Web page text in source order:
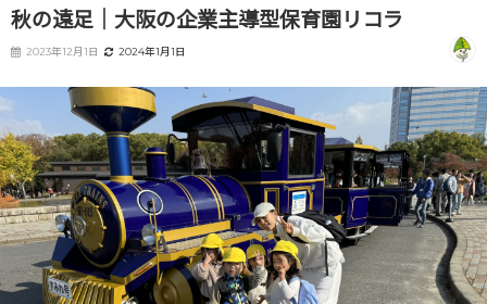
秋の遠足｜大阪の企業主導型保育園リコラ
2023年12月1日 2024年1月1日